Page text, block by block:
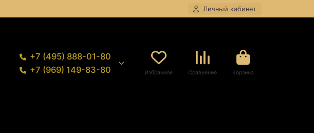
Личный кабинет
+7 (495) 888-01-80
+7 (969) 149-83-80
Избранное Сравнение Корзина